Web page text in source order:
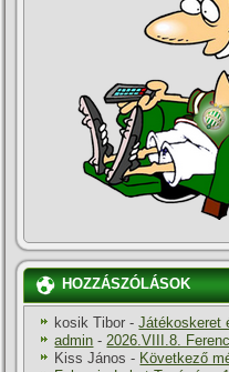
HOZZÁSZÓLÁSOK
kosik Tibor -Játékoskeret
admin -2026.VIII.8.
Kiss János - Következő